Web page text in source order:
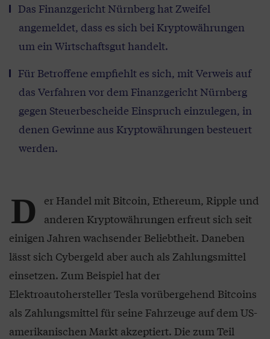
Das Finanzgericht Nürnberg hat Zweifel
angemeldet, dass es sich bei Kryptowährungen
um ein Wirtschaftsgut handelt.
Für Betroffene empfiehlt es sich, mit Verweis auf
das Verfahren vor dem Finanzgericht Nürnberg
gegen Steuerbescheide Einspruch einzulegen, in
denen Gewinne aus Kryptowährungen besteuert
werden.
D er Handel mit Bitcoin, Ethereum, Ripple und
anderen Kryptowährungen erfreut sich seit
einigen Jahren wachsender Beliebtheit. Daneben
lässt sich Cybergeld aber auch als Zahlungsmittel
einsetzen. Zum Beispiel hat der
Elektroautohersteller Tesla vorübergehend Bitcoins
als Zahlungsmittel für seine Fahrzeuge auf dem US-
amerikanischen Markt akzeptiert. Die zum Teil